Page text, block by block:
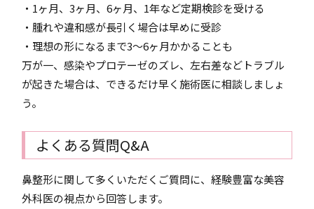
・1ヶ月、3ヶ月、6ヶ月、1年など定期検診を受ける
・腫れや違和感が長引く場合は早めに受診
・理想の形になるまで3～6ヶ月かかることも
万が一、感染やプロテーゼのズレ、左右差などトラブル
が起きた場合は、できるだけ早く施術医に相談しましょ
う。
よくある質問Q&A
鼻整形に関して多くいただくご質問に、経験豊富な美容
外科医の視点から回答します。